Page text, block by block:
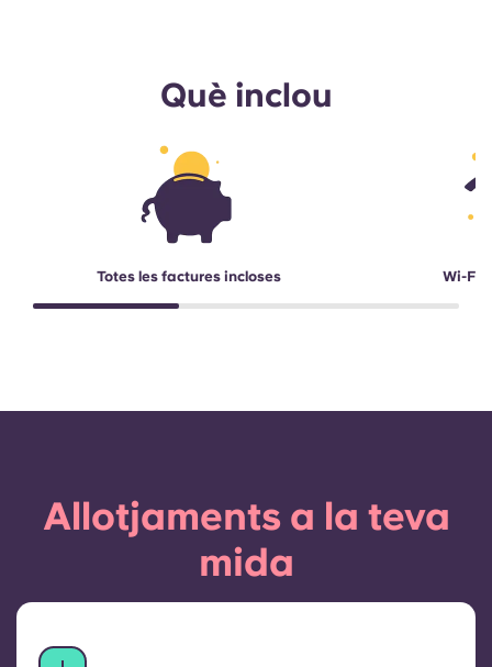
Què inclou
Totes les factures incloses Wi-Fi
Allotjaments a la teva
mida